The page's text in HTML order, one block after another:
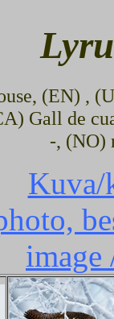
(EN) ,
Gall de
-, (NO)
Kuva/